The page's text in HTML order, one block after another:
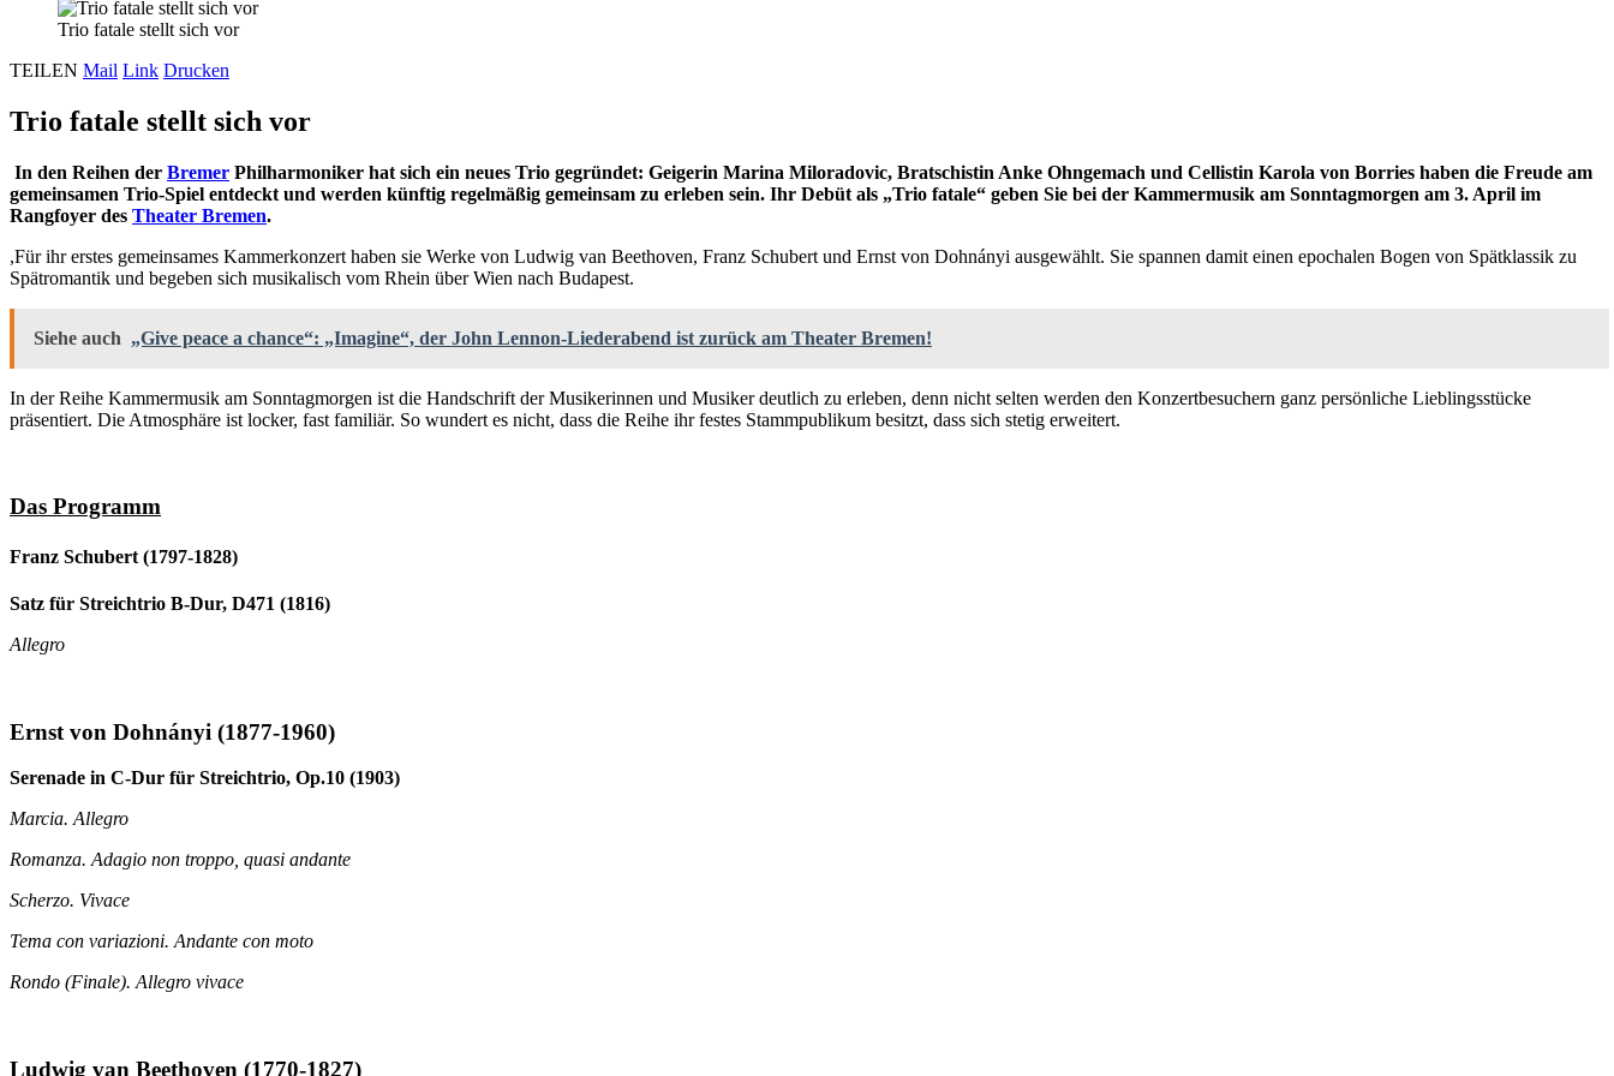
Trio fatale stellt sich vor
TEILEN Mail Link Drucken
Trio fatale stellt sich vor
In den Reihen der Bremer Philharmoniker hat sich ein neues Trio gegründet: Geigerin Marina Miloradovic, Bratschistin Anke Ohngemach und Cellistin Karola von Borries haben die Freude am
gemeinsamen Trio-Spiel entdeckt und werden künftig regelmäßig gemeinsam zu erleben sein. Ihr Debüt als „Trio fatale“ geben Sie bei der Kammermusik am Sonntagmorgen am 3. April im
Rangfoyer des Theater Bremen.
,Für ihr erstes gemeinsames Kammerkonzert haben sie Werke von Ludwig van Beethoven, Franz Schubert und Ernst von Dohnányi ausgewählt. Sie spannen damit einen epochalen Bogen von Spätklassik zu
Spätromantik und begeben sich musikalisch vom Rhein über Wien nach Budapest.
Siehe auch „Give peace a chance“: „Imagine“, der John Lennon-Liederabend ist zurück am Theater Bremen!
In der Reihe Kammermusik am Sonntagmorgen ist die Handschrift der Musikerinnen und Musiker deutlich zu erleben, denn nicht selten werden den Konzertbesuchern ganz persönliche Lieblingsstücke
präsentiert. Die Atmosphäre ist locker, fast familiär. So wundert es nicht, dass die Reihe ihr festes Stammpublikum besitzt, dass sich stetig erweitert.
Das Programm
Franz Schubert (1797-1828)
Satz für Streichtrio B-Dur, D471 (1816)
Allegro
Ernst von Dohnányi (1877-1960)
Serenade in C-Dur für Streichtrio, Op.10 (1903)
Marcia. Allegro
Romanza. Adagio non troppo, quasi andante
Scherzo. Vivace
Tema con variazioni. Andante con moto
Rondo (Finale). Allegro vivace
Ludwig van Beethoven (1770-1827)